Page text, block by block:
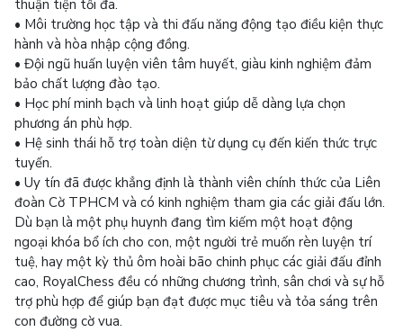
thuận tiện tối đa.
• Môi trường học tập và thi đấu năng động tạo điều kiện thực
hành và hòa nhập cộng đồng.
• Đội ngũ huấn luyện viên tâm huyết, giàu kinh nghiệm đảm
bảo chất lượng đào tạo.
• Học phí minh bạch và linh hoạt giúp dễ dàng lựa chọn
phương án phù hợp.
• Hệ sinh thái hỗ trợ toàn diện từ dụng cụ đến kiến thức trực
tuyến.
• Uy tín đã được khẳng định là thành viên chính thức của Liên
đoàn Cờ TPHCM và có kinh nghiệm tham gia các giải đấu lớn.
Dù bạn là một phụ huynh đang tìm kiếm một hoạt động
ngoại khóa bổ ích cho con, một người trẻ muốn rèn luyện trí
tuệ, hay một kỳ thủ ôm hoài bão chinh phục các giải đấu đỉnh
cao, RoyalChess đều có những chương trình, sân chơi và sự hỗ
trợ phù hợp để giúp bạn đạt được mục tiêu và tỏa sáng trên
con đường cờ vua.